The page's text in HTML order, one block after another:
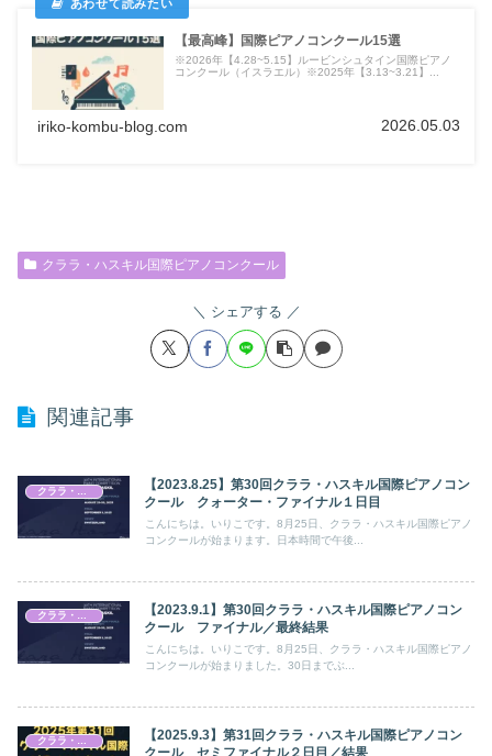
【最高峰】国際ピアノコンクール15選
※2026年【4.28~5.15】ルービンシュタイン国際ピアノ
コンクール（イスラエル）※2025年【3.13~3.21】...
iriko-kombu-blog.com 2026.05.03
クララ・ハスキル国際ピアノコンクール
シェアする
関連記事
【2023.8.25】第30回クララ・ハスキル国際ピアノコン
クール クォーター・ファイナル１日目
こんにちは。いりこです。8月25日、クララ・ハスキル国際ピアノ
コンクールが始まります。日本時間で午後...
クララ・ハスキル国際ピアノコンクール
【2023.9.1】第30回クララ・ハスキル国際ピアノコン
クール ファイナル／最終結果
こんにちは。いりこです。8月25日、クララ・ハスキル国際ピアノ
コンクールが始まりました。30日までぶ...
クララ・ハスキル国際ピアノコンクール
【2025.9.3】第31回クララ・ハスキル国際ピアノコン
クール セミファイナル２日目／結果